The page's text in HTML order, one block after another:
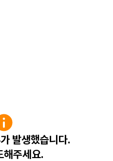
발생했습니다.
해주세요.